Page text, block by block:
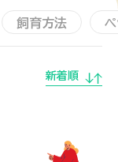
飼育方法
新着順